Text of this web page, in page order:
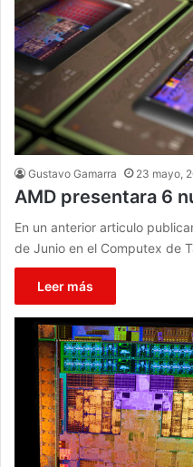
Gustavo Gamarra 23 mayo,
AMD presentara 6
En un anterior articulo
de Junio en el Computex de
Leer más